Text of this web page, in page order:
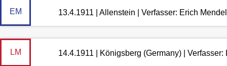
EM 13.4.1911 | Allenstein | Verfasser: Erich
LM 14.4.1911 | Königsberg (Germany) |